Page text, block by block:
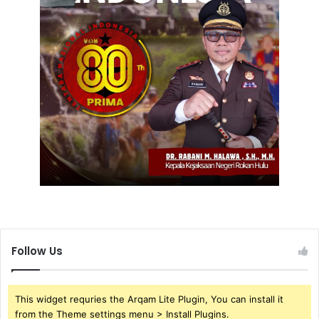
Follow Us
This widget requries the Arqam Lite Plugin, You can install it
from the Theme settings menu > Install Plugins.